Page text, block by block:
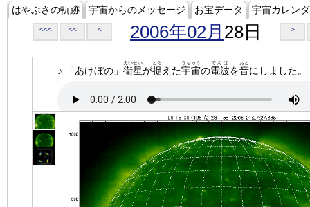
はやぶさの軌跡 宇宙からのメッセージ お宝データ 宇宙カレン
<<< << < 2006年02月 28日 >
♪ 「あけぼの」 衛星
えいせい
が捉
とら
えた宇宙
うちゅう
の電波
でんぱ
を音
おと
にしました。